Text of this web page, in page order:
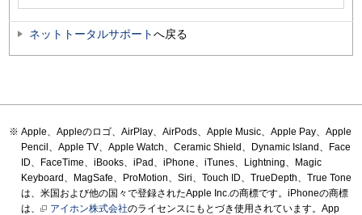
ネットトータルサポートへ戻る
Apple、Appleのロゴ、AirPlay、AirPods、Apple Music、Apple Pay、Apple
Pencil、Apple TV、Apple Watch、Ceramic Shield、Dynamic Island、Face
ID、FaceTime、iBooks、iPad、iPhone、iTunes、Lightning、Magic
Keyboard、MagSafe、ProMotion、Siri、Touch ID、TrueDepth、True Tone
は、米国および他の国々で登録されたApple Inc.の商標です。iPhoneの商標
は、
アイホン株式会社のライセンスにもとづき使用されています。App